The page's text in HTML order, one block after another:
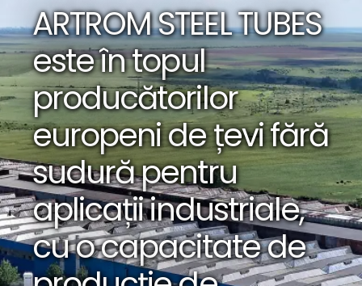
ARTROM STEEL TUBES
este în topul
producătorilor
europeni de țevi fără
sudură pentru
aplicații industriale,
cu o capacitate de